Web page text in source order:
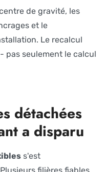
de gravité, les
et le
Le recalcul
pas seulement le calcul
détachées
a disparu
s'est